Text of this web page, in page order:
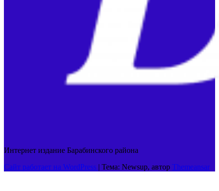
Интернет издание Барабинского района
Сайт работает на WordPress | Тема: Newsup, автор Themeansar